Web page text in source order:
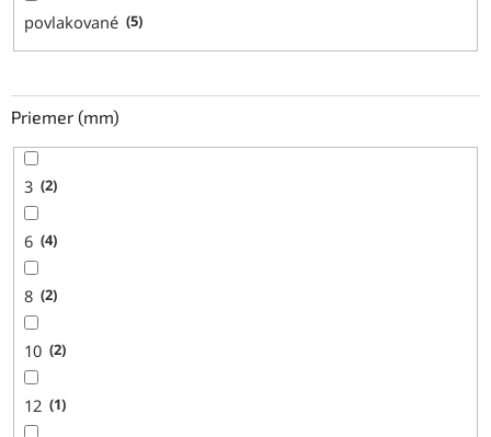
povlakované 5
Priemer (mm)
3 2
6 4
8 2
10 2
12 1